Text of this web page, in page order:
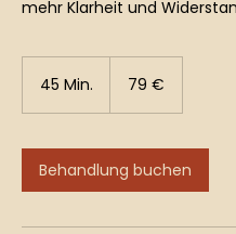
45 Min.
i
n
.
79 €
Behandlung buchen